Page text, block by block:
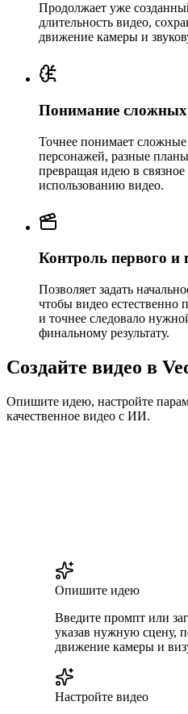
Продолжает уже
длительность видео,
движение камеры и
Понимание
Точнее понимает сложные
персонажей, разные
превращая идею в
использованию видео.
Контроль первого и
Позволяет задать
чтобы видео естественно
и точнее следовало
финальному результату.
Создайте видео в
Опишите идею, настройте
качественное видео с ИИ.
Опишите идею
Введите промпт или
указав нужную сцену,
движение камеры и
Настройте видео